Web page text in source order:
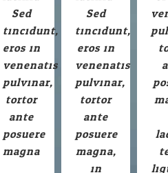
Sed
tincidunt,
eros in
venenatis
pulvinar,
tortor
ante
posuere
magna.
Sed
tincidunt,
eros in
venenatis
pulvinar,
tortor
ante
posuere
magna,
in